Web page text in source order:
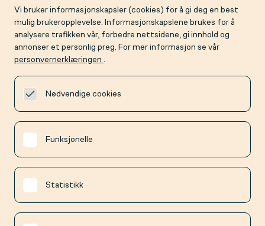
Vi bruker informasjonskapsler (cookies) for å gi deg en best
mulig brukeropplevelse. Informasjonskapslene brukes for å
analysere trafikken vår, forbedre nettsidene, gi innhold og
annonser et personlig preg. For mer informasjon se vår
personvernerklæringen .
Nødvendige cookies
Funksjonelle
Statistikk